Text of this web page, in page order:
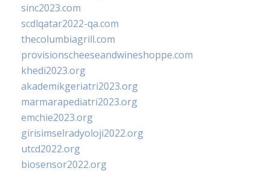
sinc2023.com
scdlqatar2022-qa.com
thecolumbiagrill.com
provisionscheeseandwineshoppe.com
khedi2023.org
akademikgeriatri2023.org
marmarapediatri2023.org
emchie2023.org
girisimselradyoloji2022.org
utcd2022.org
biosensor2022.org